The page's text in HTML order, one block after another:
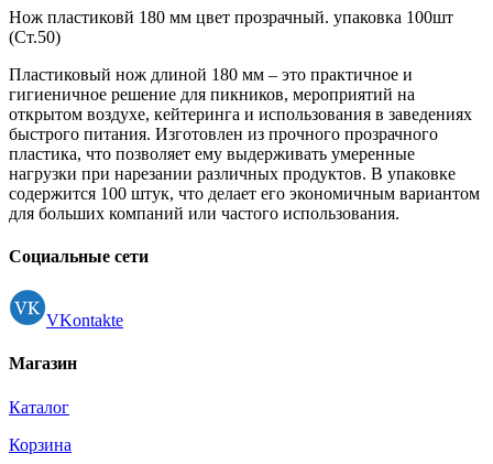
Нож пластиковй 180 мм цвет прозрачный. упаковка 100шт
(Ст.50)
Пластиковый нож длиной 180 мм – это практичное и
гигиеничное решение для пикников, мероприятий на
открытом воздухе, кейтеринга и использования в заведениях
быстрого питания. Изготовлен из прочного прозрачного
пластика, что позволяет ему выдерживать умеренные
нагрузки при нарезании различных продуктов. В упаковке
содержится 100 штук, что делает его экономичным вариантом
для больших компаний или частого использования.
Социальные сети
VKontakte
Магазин
Каталог
Корзина